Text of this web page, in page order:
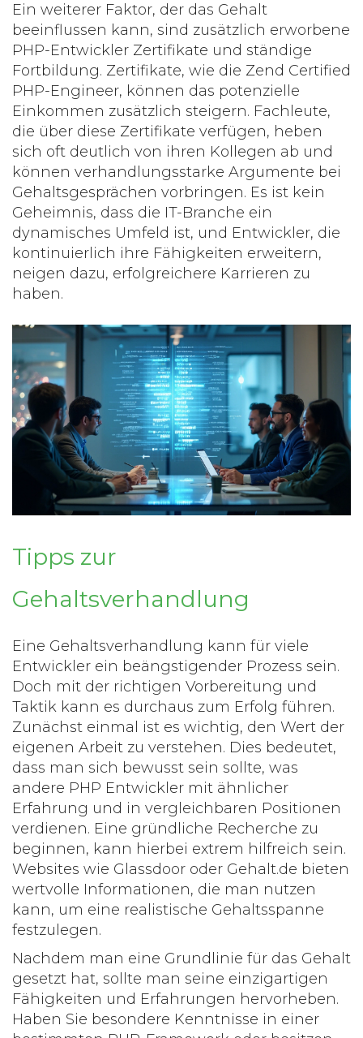
Ein weiterer Faktor, der das Gehalt
beeinflussen kann, sind zusätzlich erworbene
PHP-Entwickler Zertifikate und ständige
Fortbildung. Zertifikate, wie die Zend Certified
PHP-Engineer, können das potenzielle
Einkommen zusätzlich steigern. Fachleute,
die über diese Zertifikate verfügen, heben
sich oft deutlich von ihren Kollegen ab und
können verhandlungsstarke Argumente bei
Gehaltsgesprächen vorbringen. Es ist kein
Geheimnis, dass die IT-Branche ein
dynamisches Umfeld ist, und Entwickler, die
kontinuierlich ihre Fähigkeiten erweitern,
neigen dazu, erfolgreichere Karrieren zu
haben.
Tipps zur
Gehaltsverhandlung
Eine Gehaltsverhandlung kann für viele
Entwickler ein beängstigender Prozess sein.
Doch mit der richtigen Vorbereitung und
Taktik kann es durchaus zum Erfolg führen.
Zunächst einmal ist es wichtig, den Wert der
eigenen Arbeit zu verstehen. Dies bedeutet,
dass man sich bewusst sein sollte, was
andere PHP Entwickler mit ähnlicher
Erfahrung und in vergleichbaren Positionen
verdienen. Eine gründliche Recherche zu
beginnen, kann hierbei extrem hilfreich sein.
Websites wie Glassdoor oder Gehalt.de bieten
wertvolle Informationen, die man nutzen
kann, um eine realistische Gehaltsspanne
festzulegen.
Nachdem man eine Grundlinie für das Gehalt
gesetzt hat, sollte man seine einzigartigen
Fähigkeiten und Erfahrungen hervorheben.
Haben Sie besondere Kenntnisse in einer